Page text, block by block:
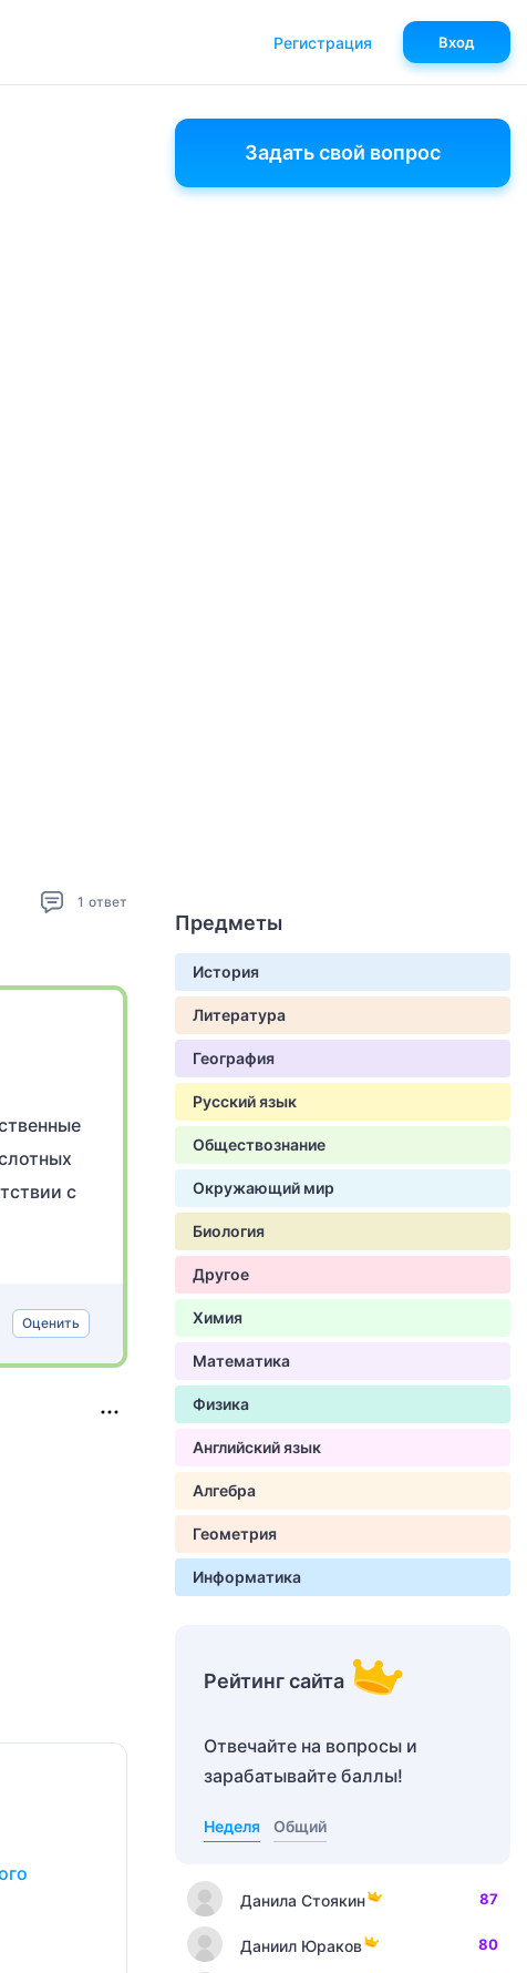
1 ответ
с
Оценить
Задать свой вопрос
Предметы
История
Литература
География
Русский язык
Обществознание
Окружающий мир
Биология
Другое
Химия
Математика
Физика
Английский язык
Алгебра
Геометрия
Информатика
Рейтинг сайта
Отвечайте на вопросы и
зарабатывайте баллы!
Неделя Общий
Данила Стоякин 87
Даниил Юраков 80
Регистрация Вход